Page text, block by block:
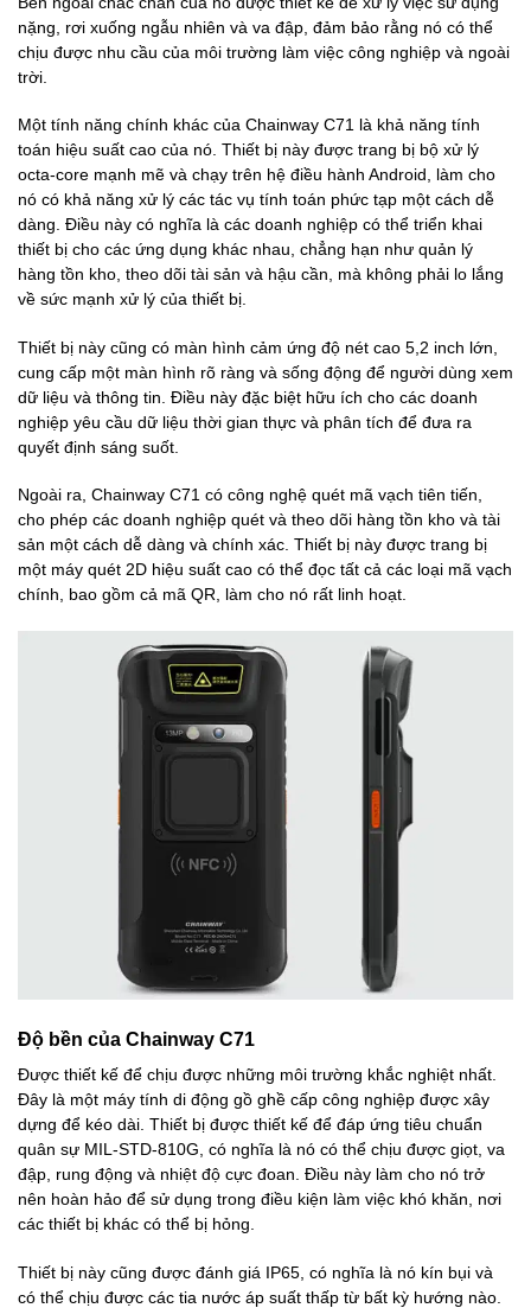
nặng, rơi xuống ngẫu nhiên và va đập, đảm bảo rằng nó có thể
chịu được nhu cầu của môi trường làm việc công nghiệp và ngoài
trời.
Một tính năng chính khác của Chainway C71 là khả năng tính
toán hiệu suất cao của nó. Thiết bị này được trang bị bộ xử lý
octa-core mạnh mẽ và chạy trên hệ điều hành Android, làm cho
nó có khả năng xử lý các tác vụ tính toán phức tạp một cách dễ
dàng. Điều này có nghĩa là các doanh nghiệp có thể triển khai
thiết bị cho các ứng dụng khác nhau, chẳng hạn như quản lý
hàng tồn kho, theo dõi tài sản và hậu cần, mà không phải lo lắng
về sức mạnh xử lý của thiết bị.
Thiết bị này cũng có màn hình cảm ứng độ nét cao 5,2 inch lớn,
cung cấp một màn hình rõ ràng và sống động để người dùng xem
dữ liệu và thông tin. Điều này đặc biệt hữu ích cho các doanh
nghiệp yêu cầu dữ liệu thời gian thực và phân tích để đưa ra
quyết định sáng suốt.
Ngoài ra, Chainway C71 có công nghệ quét mã vạch tiên tiến,
cho phép các doanh nghiệp quét và theo dõi hàng tồn kho và tài
sản một cách dễ dàng và chính xác. Thiết bị này được trang bị
một máy quét 2D hiệu suất cao có thể đọc tất cả các loại mã vạch
chính, bao gồm cả mã QR, làm cho nó rất linh hoạt.
Độ bền của Chainway C71
Được thiết kế để chịu được những môi trường khắc nghiệt nhất.
Đây là một máy tính di động gồ ghề cấp công nghiệp được xây
dựng để kéo dài. Thiết bị được thiết kế để đáp ứng tiêu chuẩn
quân sự MIL-STD-810G, có nghĩa là nó có thể chịu được giọt, va
đập, rung động và nhiệt độ cực đoan. Điều này làm cho nó trở
nên hoàn hảo để sử dụng trong điều kiện làm việc khó khăn, nơi
các thiết bị khác có thể bị hỏng.
Thiết bị này cũng được đánh giá IP65, có nghĩa là nó kín bụi và
có thể chịu được các tia nước áp suất thấp từ bất kỳ hướng nào.